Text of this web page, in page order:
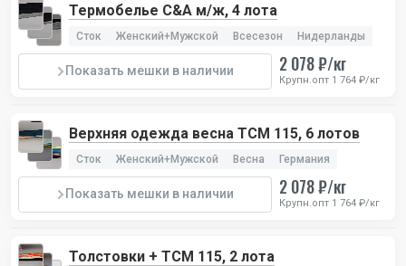
Термобелье C&A м/ж, 4 лота
Сток Женский+Мужской Всесезон Нидерланды
Показать мешки в наличии 2 078 ₽/кг
Крупн.опт 1 764 ₽/кг
Верхняя одежда весна TCM 115, 6 лотов
Сток Женский+Мужской Весна Германия
Показать мешки в наличии 2 078 ₽/кг
Крупн.опт 1 764 ₽/кг
Толстовки + TCM 115, 2 лота